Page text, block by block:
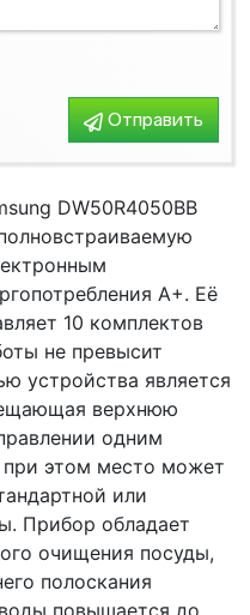
Отправить
DW50R4050BB
А+. Её
10 комплектов
не превысит
устройства является
верхнюю
одним
этом место может
или
Прибор обладает
очищения посуды,
полоскания
повышается до